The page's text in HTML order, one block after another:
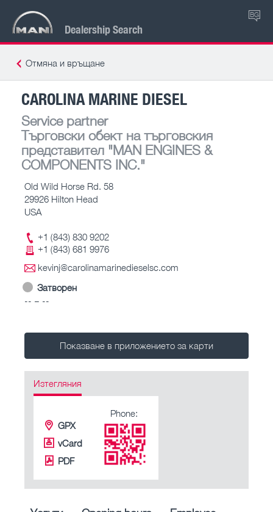
Dealership Search
BG
Отмяна и връщане
CAROLINA MARINE DIESEL
Service partner
Търговски обект на търговския
представител "MAN ENGINES &
COMPONENTS INC."
Old Wild Horse Rd. 58
29926 Hilton Head
USA
+1 (843) 830 9202
+1 (843) 681 9976
kevinj@carolinamarinedieselsc.com
Затворен
-- – --
Показване в приложението за карти
Изтегляния
GPX
vCard
PDF
Phone: